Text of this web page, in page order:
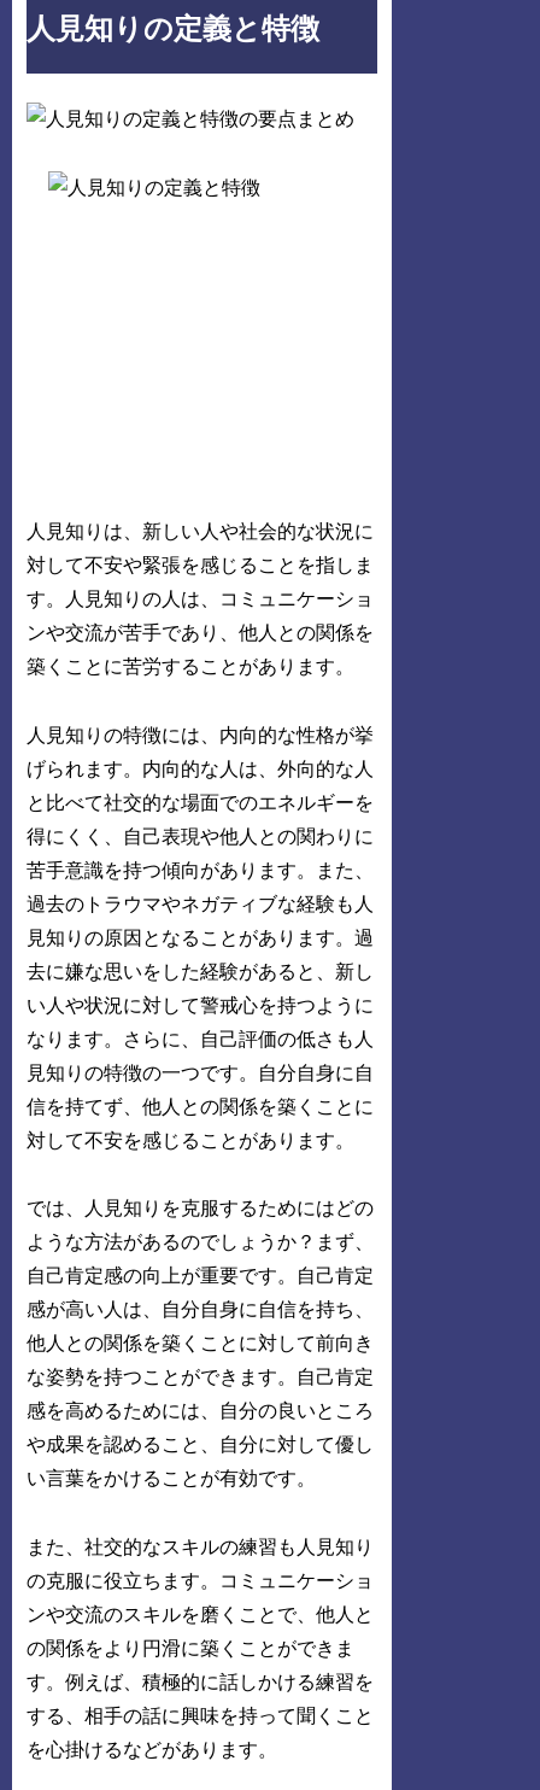
人見知りの定義と特徴
人見知りは、新しい人や社会的な状況に
対して不安や緊張を感じることを指しま
す。人見知りの人は、コミュニケーショ
ンや交流が苦手であり、他人との関係を
築くことに苦労することがあります。
人見知りの特徴には、内向的な性格が挙
げられます。内向的な人は、外向的な人
と比べて社交的な場面でのエネルギーを
得にくく、自己表現や他人との関わりに
苦手意識を持つ傾向があります。また、
過去のトラウマやネガティブな経験も人
見知りの原因となることがあります。過
去に嫌な思いをした経験があると、新し
い人や状況に対して警戒心を持つように
なります。さらに、自己評価の低さも人
見知りの特徴の一つです。自分自身に自
信を持てず、他人との関係を築くことに
対して不安を感じることがあります。
では、人見知りを克服するためにはどの
ような方法があるのでしょうか？まず、
自己肯定感の向上が重要です。自己肯定
感が高い人は、自分自身に自信を持ち、
他人との関係を築くことに対して前向き
な姿勢を持つことができます。自己肯定
感を高めるためには、自分の良いところ
や成果を認めること、自分に対して優し
い言葉をかけることが有効です。
また、社交的なスキルの練習も人見知り
の克服に役立ちます。コミュニケーショ
ンや交流のスキルを磨くことで、他人と
の関係をより円滑に築くことができま
す。例えば、積極的に話しかける練習を
する、相手の話に興味を持って聞くこと
を心掛けるなどがあります。